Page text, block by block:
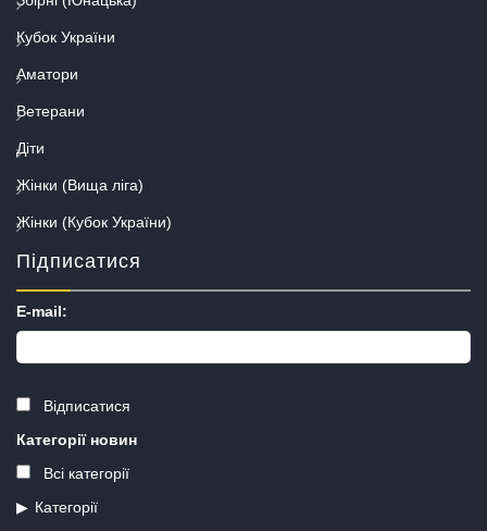
Кубок України
Аматори
Ветерани
Діти
Жінки (Вища ліга)
Жінки (Кубок України)
Підписатися
E-mail:
Відписатися
Категорії новин
Всі категорії
Категорії